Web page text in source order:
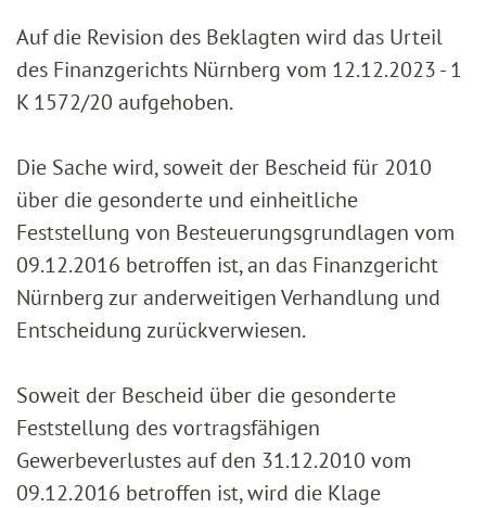
Auf die Revision des Beklagten wird das Urteil
des Finanzgerichts Nürnberg vom 12.12.2023 - 1
K 1572/20 aufgehoben.
Die Sache wird, soweit der Bescheid für 2010
über die gesonderte und einheitliche
Feststellung von Besteuerungsgrundlagen vom
09.12.2016 betroffen ist, an das Finanzgericht
Nürnberg zur anderweitigen Verhandlung und
Entscheidung zurückverwiesen.
Soweit der Bescheid über die gesonderte
Feststellung des vortragsfähigen
Gewerbeverlustes auf den 31.12.2010 vom
09.12.2016 betroffen ist, wird die Klage